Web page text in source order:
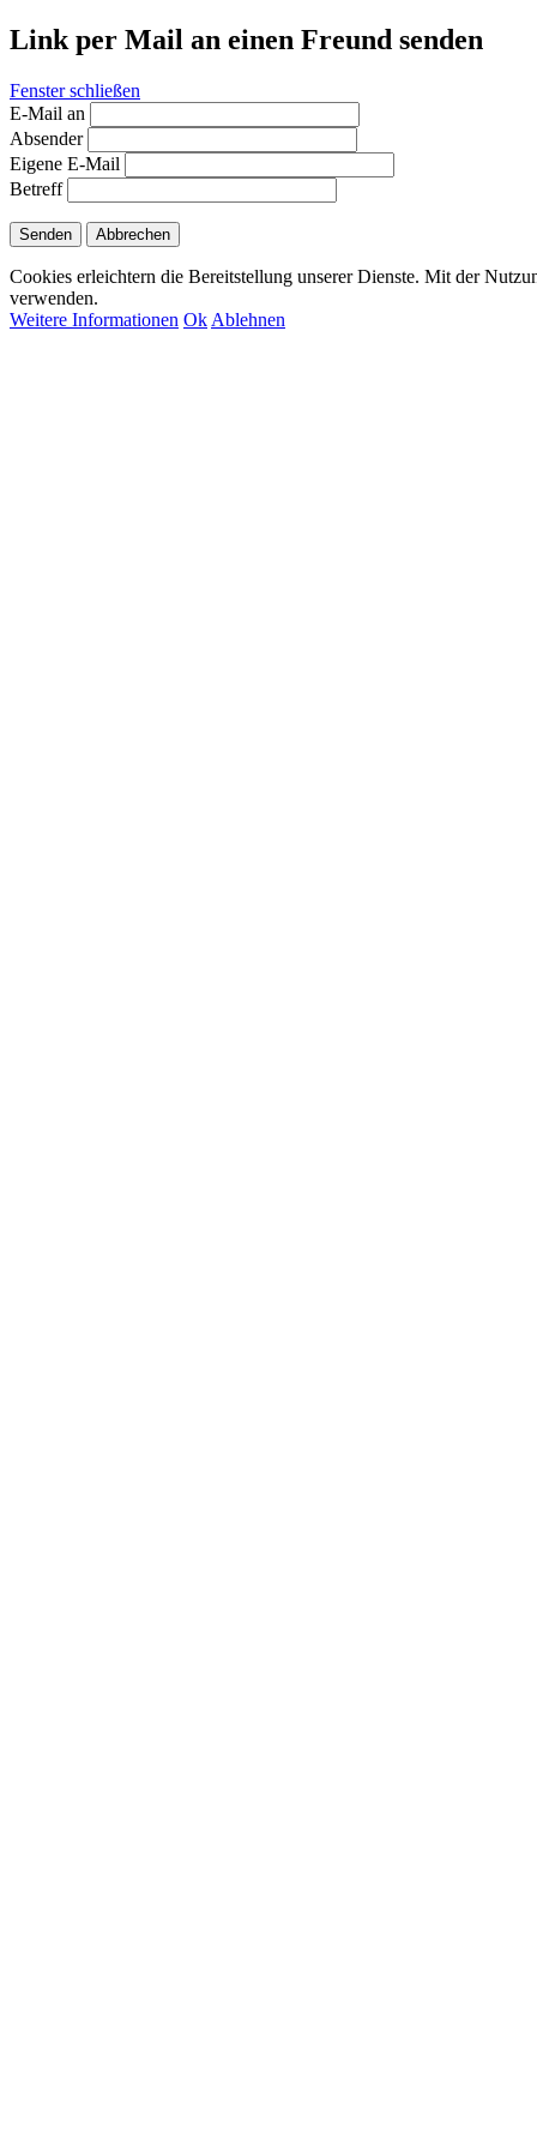
Link per Mail an einen Freund senden
Fenster schließen
E-Mail an
Absender
Eigene E-Mail
Betreff
Senden Abbrechen
Cookies erleichtern die Bereitstellung unserer Dienste. Mit der
verwenden.
Weitere Informationen Ok Ablehnen